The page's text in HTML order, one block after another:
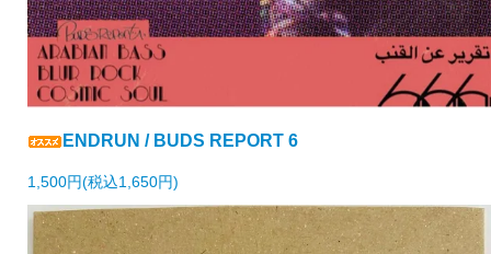
ENDRUN / BUDS REPORT 6
1,500円(税込1,650円)